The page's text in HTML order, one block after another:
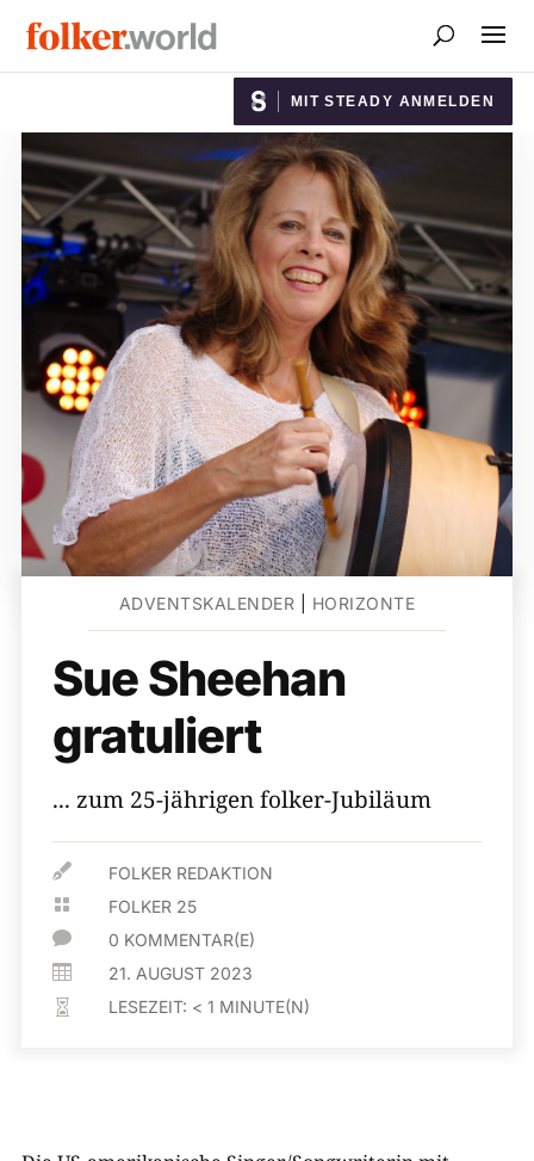
MIT STEADY ANMELDEN
ADVENTSKALENDER HORIZONTE
Sue Sheehan
gratuliert
... zum 25-jährigen folker-Jubiläum
 FOLKER REDAKTION
 FOLKER 25
 0 KOMMENTAR(E)
 21. AUGUST 2023
 LESEZEIT: < 1 MINUTE(N)